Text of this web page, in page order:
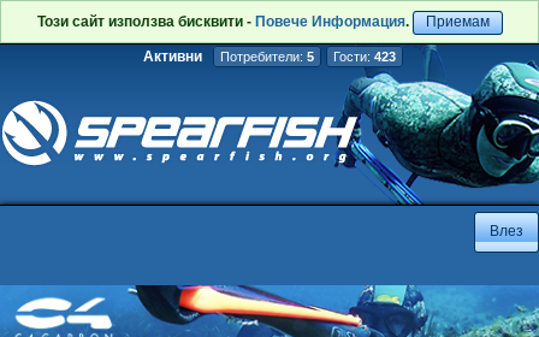
Този сайт използва бисквити - Повече Информация. Приемам
Активни Потребители: 5 Гости: 423